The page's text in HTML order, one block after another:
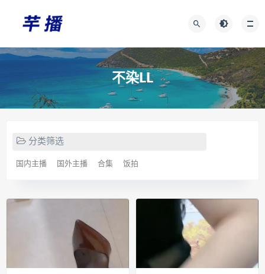
不染LL
分类筛选
国内主播 国外主播 合集 饭拍